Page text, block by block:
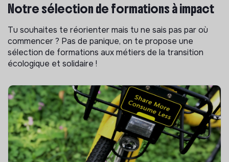
Notre sélection de formations à impact
Tu souhaites te réorienter mais tu ne sais pas par où
commencer ? Pas de panique, on te propose une
sélection de formations aux métiers de la transition
écologique et solidaire !